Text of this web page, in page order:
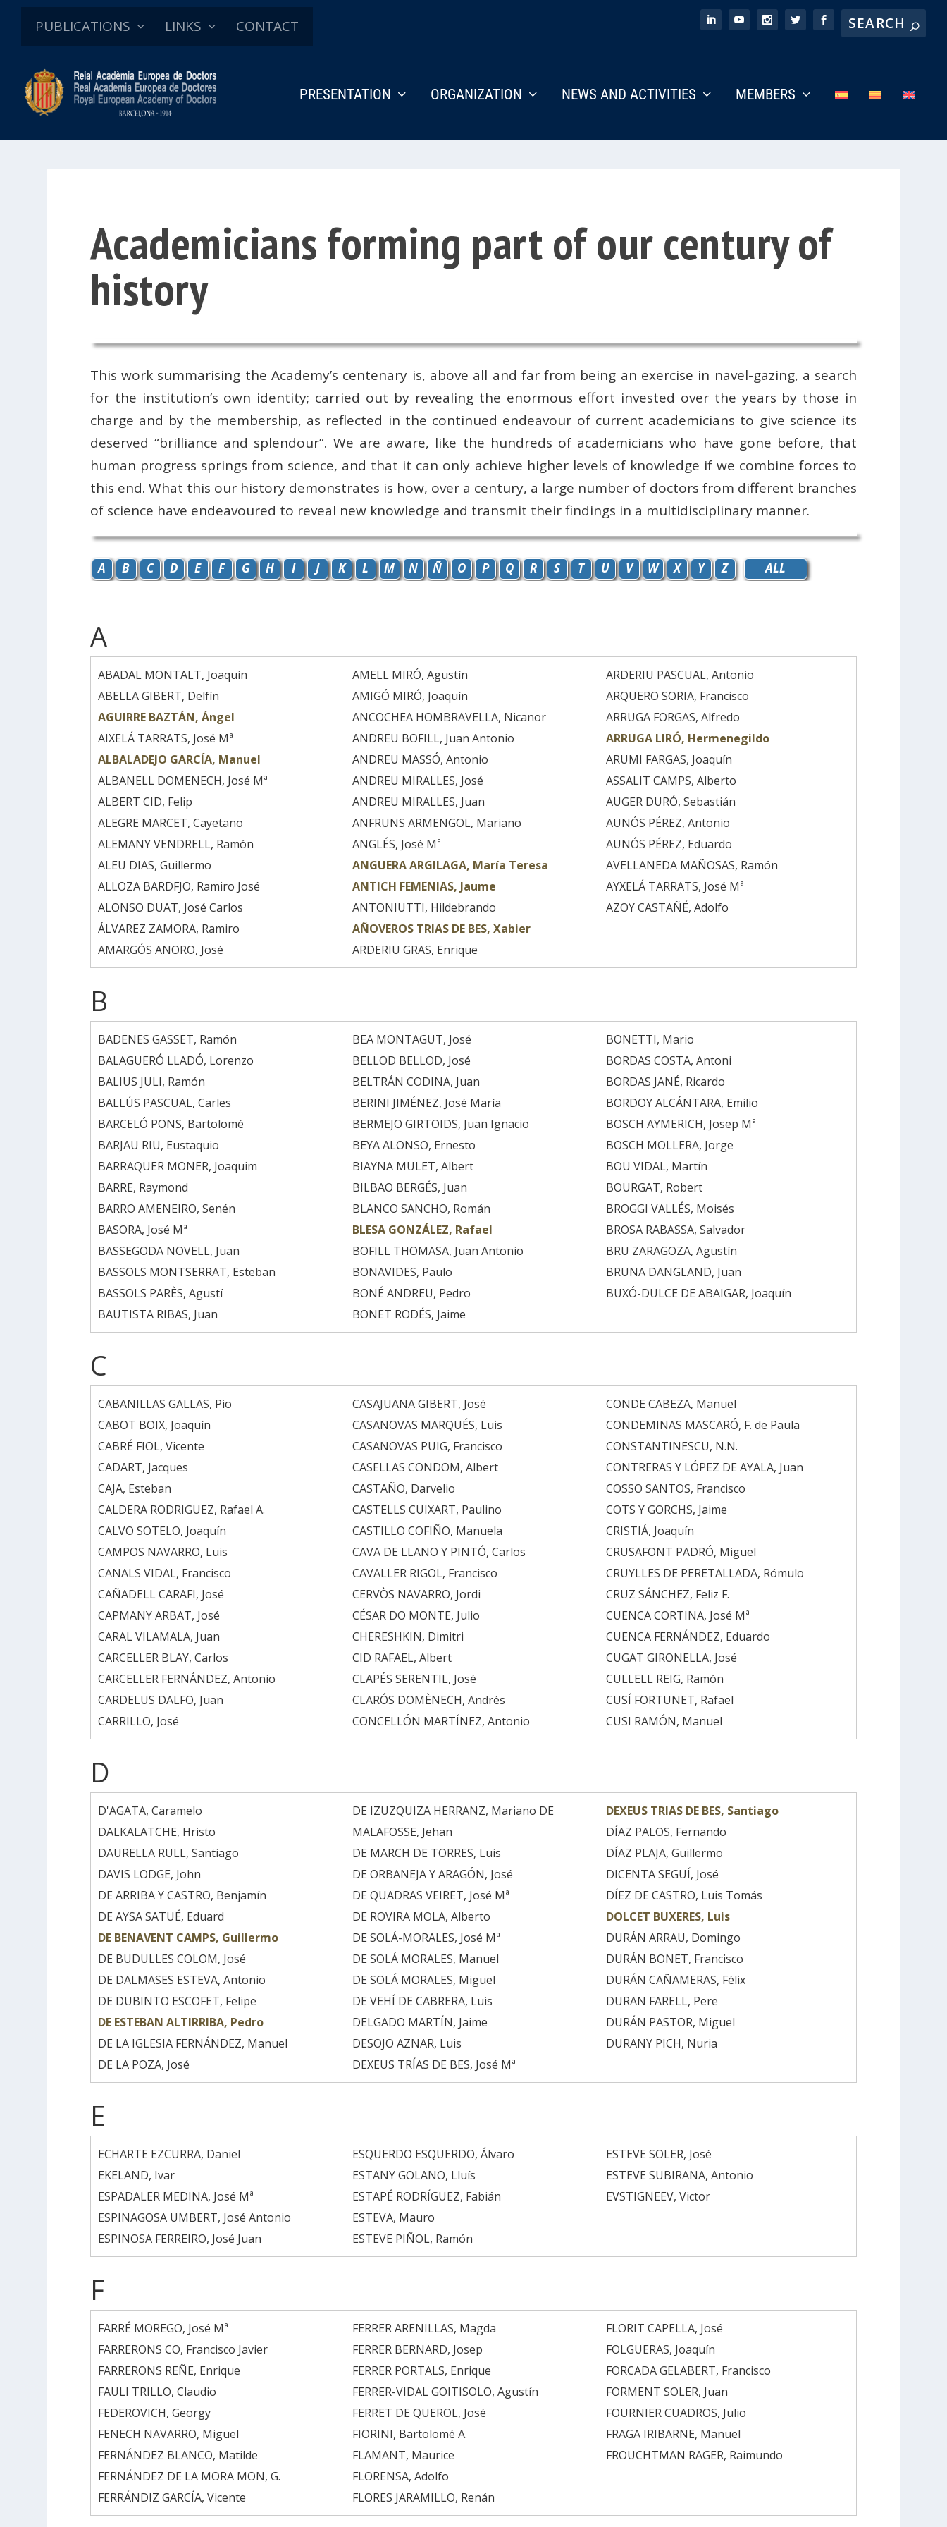
PUBLICATIONS LINKS CONTACT
PRESENTATION ORGANIZATION NEWS AND ACTIVITIES MEMBERS
Academicians forming part of our century of
history
This work summarising the Academy’s centenary is, above all and far from being an exercise in navel-gazing, a search
for the institution’s own identity; carried out by revealing the enormous effort invested over the years by those in
charge and by the membership, as reflected in the continued endeavour of current academicians to give science its
deserved “brilliance and splendour”. We are aware, like the hundreds of academicians who have gone before, that
human progress springs from science, and that it can only achieve higher levels of knowledge if we combine forces to
this end. What this our history demonstrates is how, over a century, a large number of doctors from different branches
of science have endeavoured to reveal new knowledge and transmit their findings in a multidisciplinary manner.
A B C D E F G H I J K L M N Ñ O P Q R S T U V W X Y Z ALL
A
ABADAL MONTALT, Joaquín
ABELLA GIBERT, Delfín
AGUIRRE BAZTÁN, Ángel
AIXELÁ TARRATS, José Mª
ALBALADEJO GARCÍA, Manuel
ALBANELL DOMENECH, José Mª
ALBERT CID, Felip
ALEGRE MARCET, Cayetano
ALEMANY VENDRELL, Ramón
ALEU DIAS, Guillermo
ALLOZA BARDFJO, Ramiro José
ALONSO DUAT, José Carlos
ÁLVAREZ ZAMORA, Ramiro
AMARGÓS ANORO, José
AMELL MIRÓ, Agustín
AMIGÓ MIRÓ, Joaquín
ANCOCHEA HOMBRAVELLA, Nicanor
ANDREU BOFILL, Juan Antonio
ANDREU MASSÓ, Antonio
ANDREU MIRALLES, José
ANDREU MIRALLES, Juan
ANFRUNS ARMENGOL, Mariano
ANGLÉS, José Mª
ANGUERA ARGILAGA, María Teresa
ANTICH FEMENIAS, Jaume
ANTONIUTTI, Hildebrando
AÑOVEROS TRIAS DE BES, Xabier
ARDERIU GRAS, Enrique
ARDERIU PASCUAL, Antonio
ARQUERO SORIA, Francisco
ARRUGA FORGAS, Alfredo
ARRUGA LIRÓ, Hermenegildo
ARUMI FARGAS, Joaquín
ASSALIT CAMPS, Alberto
AUGER DURÓ, Sebastián
AUNÓS PÉREZ, Antonio
AUNÓS PÉREZ, Eduardo
AVELLANEDA MAÑOSAS, Ramón
AYXELÁ TARRATS, José Mª
AZOY CASTAÑÉ, Adolfo
B
BADENES GASSET, Ramón
BALAGUERÓ LLADÓ, Lorenzo
BALIUS JULI, Ramón
BALLÚS PASCUAL, Carles
BARCELÓ PONS, Bartolomé
BARJAU RIU, Eustaquio
BARRAQUER MONER, Joaquim
BARRE, Raymond
BARRO AMENEIRO, Senén
BASORA, José Mª
BASSEGODA NOVELL, Juan
BASSOLS MONTSERRAT, Esteban
BASSOLS PARÈS, Agustí
BAUTISTA RIBAS, Juan
BEA MONTAGUT, José
BELLOD BELLOD, José
BELTRÁN CODINA, Juan
BERINI JIMÉNEZ, José María
BERMEJO GIRTOIDS, Juan Ignacio
BEYA ALONSO, Ernesto
BIAYNA MULET, Albert
BILBAO BERGÉS, Juan
BLANCO SANCHO, Román
BLESA GONZÁLEZ, Rafael
BOFILL THOMASA, Juan Antonio
BONAVIDES, Paulo
BONÉ ANDREU, Pedro
BONET RODÉS, Jaime
BONETTI, Mario
BORDAS COSTA, Antoni
BORDAS JANÉ, Ricardo
BORDOY ALCÁNTARA, Emilio
BOSCH AYMERICH, Josep Mª
BOSCH MOLLERA, Jorge
BOU VIDAL, Martín
BOURGAT, Robert
BROGGI VALLÉS, Moisés
BROSA RABASSA, Salvador
BRU ZARAGOZA, Agustín
BRUNA DANGLAND, Juan
BUXÓ-DULCE DE ABAIGAR, Joaquín
C
CABANILLAS GALLAS, Pio
CABOT BOIX, Joaquín
CABRÉ FIOL, Vicente
CADART, Jacques
CAJA, Esteban
CALDERA RODRIGUEZ, Rafael A.
CALVO SOTELO, Joaquín
CAMPOS NAVARRO, Luis
CANALS VIDAL, Francisco
CAÑADELL CARAFI, José
CAPMANY ARBAT, José
CARAL VILAMALA, Juan
CARCELLER BLAY, Carlos
CARCELLER FERNÁNDEZ, Antonio
CARDELUS DALFO, Juan
CARRILLO, José
CASAJUANA GIBERT, José
CASANOVAS MARQUÉS, Luis
CASANOVAS PUIG, Francisco
CASELLAS CONDOM, Albert
CASTAÑO, Darvelio
CASTELLS CUIXART, Paulino
CASTILLO COFIÑO, Manuela
CAVA DE LLANO Y PINTÓ, Carlos
CAVALLER RIGOL, Francisco
CERVÒS NAVARRO, Jordi
CÉSAR DO MONTE, Julio
CHERESHKIN, Dimitri
CID RAFAEL, Albert
CLAPÉS SERENTIL, José
CLARÓS DOMÈNECH, Andrés
CONCELLÓN MARTÍNEZ, Antonio
CONDE CABEZA, Manuel
CONDEMINAS MASCARÓ, F. de Paula
CONSTANTINESCU, N.N.
CONTRERAS Y LÓPEZ DE AYALA, Juan
COSSO SANTOS, Francisco
COTS Y GORCHS, Jaime
CRISTIÁ, Joaquín
CRUSAFONT PADRÓ, Miguel
CRUYLLES DE PERETALLADA, Rómulo
CRUZ SÁNCHEZ, Feliz F.
CUENCA CORTINA, José Mª
CUENCA FERNÁNDEZ, Eduardo
CUGAT GIRONELLA, José
CULLELL REIG, Ramón
CUSÍ FORTUNET, Rafael
CUSI RAMÓN, Manuel
D
D'AGATA, Caramelo
DALKALATCHE, Hristo
DAURELLA RULL, Santiago
DAVIS LODGE, John
DE ARRIBA Y CASTRO, Benjamín
DE AYSA SATUÉ, Eduard
DE BENAVENT CAMPS, Guillermo
DE BUDULLES COLOM, José
DE DALMASES ESTEVA, Antonio
DE DUBINTO ESCOFET, Felipe
DE ESTEBAN ALTIRRIBA, Pedro
DE LA IGLESIA FERNÁNDEZ, Manuel
DE LA POZA, José
DE IZUZQUIZA HERRANZ, Mariano DE
MALAFOSSE, Jehan
DE MARCH DE TORRES, Luis
DE ORBANEJA Y ARAGÓN, José
DE QUADRAS VEIRET, José Mª
DE ROVIRA MOLA, Alberto
DE SOLÁ-MORALES, José Mª
DE SOLÁ MORALES, Manuel
DE SOLÁ MORALES, Miguel
DE VEHÍ DE CABRERA, Luis
DELGADO MARTÍN, Jaime
DESOJO AZNAR, Luis
DEXEUS TRÍAS DE BES, José Mª
DEXEUS TRIAS DE BES, Santiago
DÍAZ PALOS, Fernando
DÍAZ PLAJA, Guillermo
DICENTA SEGUÍ, José
DÍEZ DE CASTRO, Luis Tomás
DOLCET BUXERES, Luis
DURÁN ARRAU, Domingo
DURÁN BONET, Francisco
DURÁN CAÑAMERAS, Félix
DURAN FARELL, Pere
DURÁN PASTOR, Miguel
DURANY PICH, Nuria
E
ECHARTE EZCURRA, Daniel
EKELAND, Ivar
ESPADALER MEDINA, José Mª
ESPINAGOSA UMBERT, José Antonio
ESPINOSA FERREIRO, José Juan
ESQUERDO ESQUERDO, Álvaro
ESTANY GOLANO, Lluís
ESTAPÉ RODRÍGUEZ, Fabián
ESTEVA, Mauro
ESTEVE PIÑOL, Ramón
ESTEVE SOLER, José
ESTEVE SUBIRANA, Antonio
EVSTIGNEEV, Victor
F
FARRÉ MOREGO, José Mª
FARRERONS CO, Francisco Javier
FARRERONS REÑE, Enrique
FAULI TRILLO, Claudio
FEDEROVICH, Georgy
FENECH NAVARRO, Miguel
FERNÁNDEZ BLANCO, Matilde
FERNÁNDEZ DE LA MORA MON, G.
FERRÁNDIZ GARCÍA, Vicente
FERRER ARENILLAS, Magda
FERRER BERNARD, Josep
FERRER PORTALS, Enrique
FERRER-VIDAL GOITISOLO, Agustín
FERRET DE QUEROL, José
FIORINI, Bartolomé A.
FLAMANT, Maurice
FLORENSA, Adolfo
FLORES JARAMILLO, Renán
FLORIT CAPELLA, José
FOLGUERAS, Joaquín
FORCADA GELABERT, Francisco
FORMENT SOLER, Juan
FOURNIER CUADROS, Julio
FRAGA IRIBARNE, Manuel
FROUCHTMAN RAGER, Raimundo